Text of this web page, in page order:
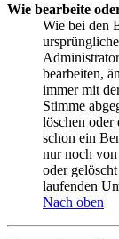
Wie bearbeite
Wie bei den
bearbeiten,
immer mit
Stimme
löschen oder
schon ein
nur noch
oder
laufenden
Nach oben